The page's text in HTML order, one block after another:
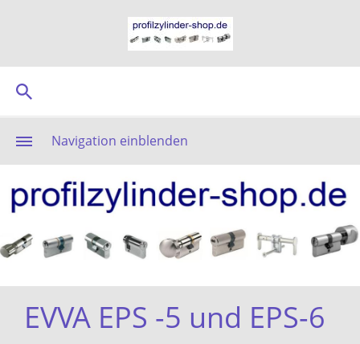
Navigation einblenden
EVVA EPS -5 und EPS-6